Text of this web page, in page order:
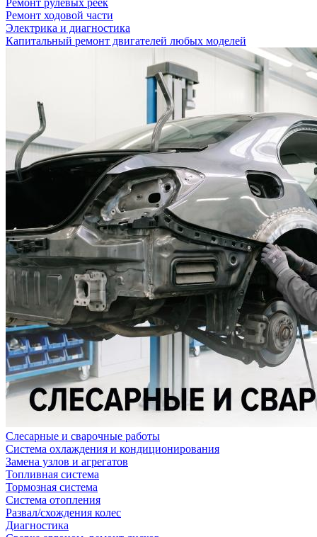
Ремонт рулевых реек
Ремонт ходовой части
Электрика и диагностика
Капитальный ремонт двигателей любых моделей
Слесарные и сварочные работы
Система охлаждения и кондиционирования
Замена узлов и агрегатов
Топливная система
Тормозная система
Система отопления
Развал/схождения колес
Диагностика